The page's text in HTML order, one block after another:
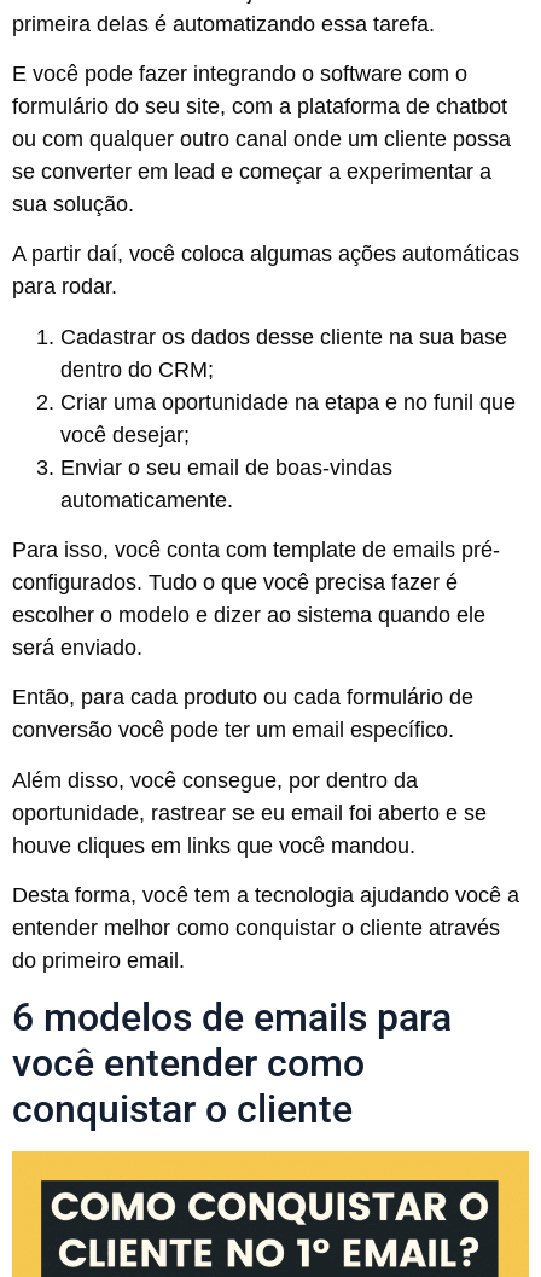
primeira delas é automatizando essa tarefa.
E você pode fazer integrando o software com o
formulário do seu site, com a plataforma de chatbot
ou com qualquer outro canal onde um cliente possa
se converter em lead e começar a experimentar a
sua solução.
A partir daí, você coloca algumas ações automáticas
para rodar.
Cadastrar os dados desse cliente na sua base
dentro do CRM;
Criar uma oportunidade na etapa e no funil que
você desejar;
Enviar o seu email de boas-vindas
automaticamente.
Para isso, você conta com template de emails pré-
configurados. Tudo o que você precisa fazer é
escolher o modelo e dizer ao sistema quando ele
será enviado.
Então, para cada produto ou cada formulário de
conversão você pode ter um email específico.
Além disso, você consegue, por dentro da
oportunidade, rastrear se eu email foi aberto e se
houve cliques em links que você mandou.
Desta forma, você tem a tecnologia ajudando você a
entender melhor como conquistar o cliente através
do primeiro email.
6 modelos de emails para
você entender como
conquistar o cliente